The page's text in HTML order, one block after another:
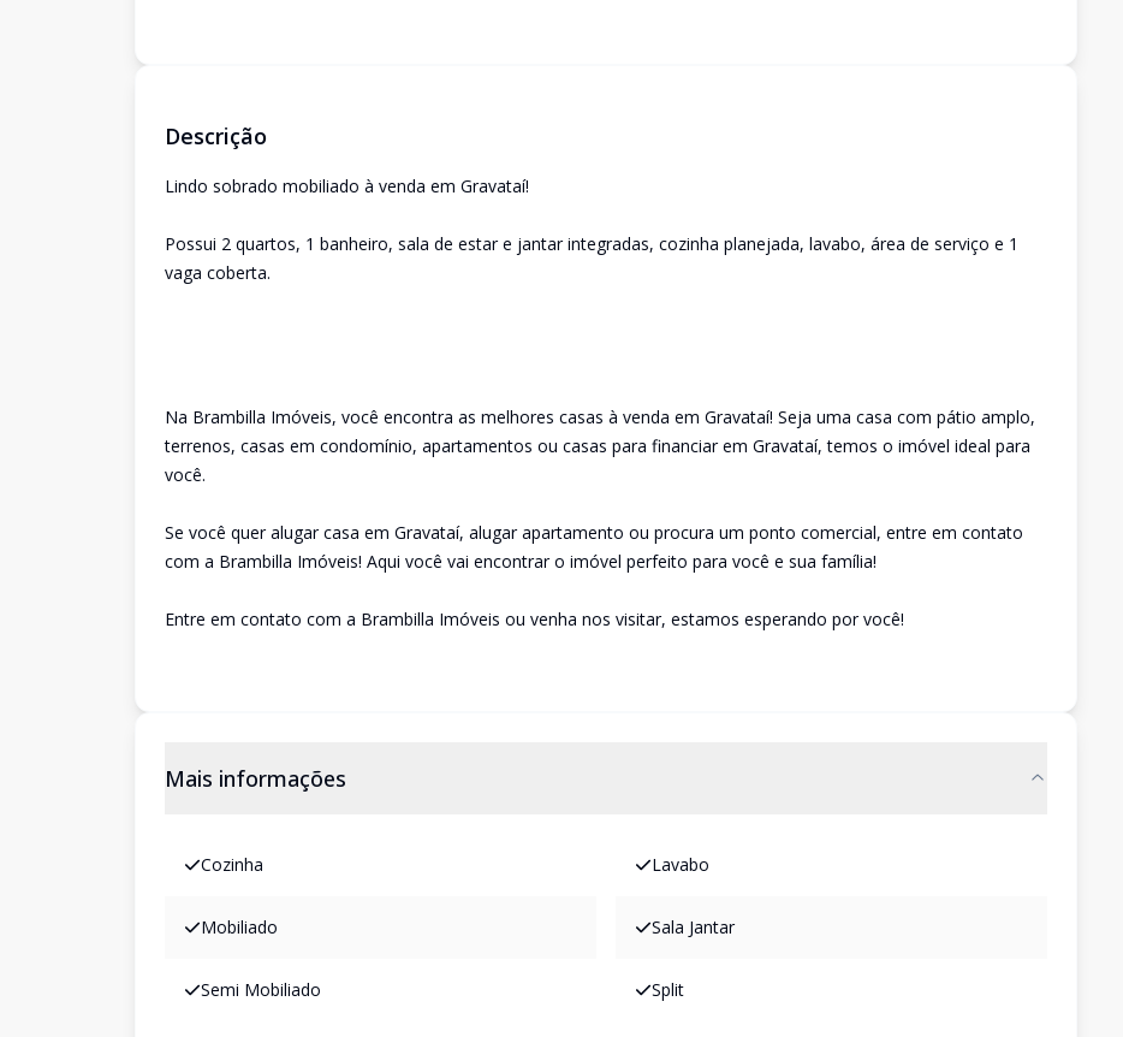
Descrição
Lindo sobrado mobiliado à venda em Gravataí!
Possui 2 quartos, 1 banheiro, sala de estar e jantar integradas, cozinha planejada, lavabo, área de serviço e 1
vaga coberta.
Na Brambilla Imóveis, você encontra as melhores casas à venda em Gravataí! Seja uma casa com pátio amplo,
terrenos, casas em condomínio, apartamentos ou casas para financiar em Gravataí, temos o imóvel ideal para
você.
Se você quer alugar casa em Gravataí, alugar apartamento ou procura um ponto comercial, entre em contato
com a Brambilla Imóveis! Aqui você vai encontrar o imóvel perfeito para você e sua família!
Entre em contato com a Brambilla Imóveis ou venha nos visitar, estamos esperando por você!
Mais informações
Cozinha Lavabo
Mobiliado Sala Jantar
Semi Mobiliado Split